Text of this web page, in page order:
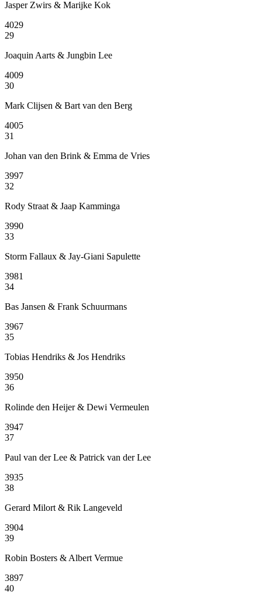
Jasper Zwirs & Marijke Kok
4029
29
Joaquin Aarts & Jungbin Lee
4009
30
Mark Clijsen & Bart van den Berg
4005
31
Johan van den Brink & Emma de Vries
3997
32
Rody Straat & Jaap Kamminga
3990
33
Storm Fallaux & Jay-Giani Sapulette
3981
34
Bas Jansen & Frank Schuurmans
3967
35
Tobias Hendriks & Jos Hendriks
3950
36
Rolinde den Heijer & Dewi Vermeulen
3947
37
Paul van der Lee & Patrick van der Lee
3935
38
Gerard Milort & Rik Langeveld
3904
39
Robin Bosters & Albert Vermue
3897
40